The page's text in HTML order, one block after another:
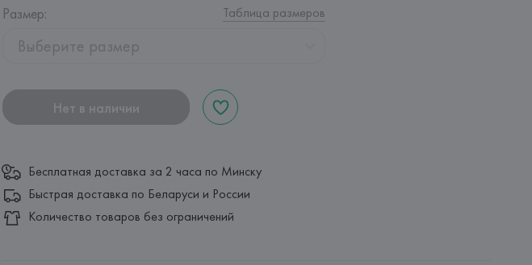
Размер: Таблица размеров
Выберите размер
Нет в наличии
Бесплатная доставка за 2 часа по Минску
Быстрая доставка по Беларуси и России
Количество товаров без ограничений